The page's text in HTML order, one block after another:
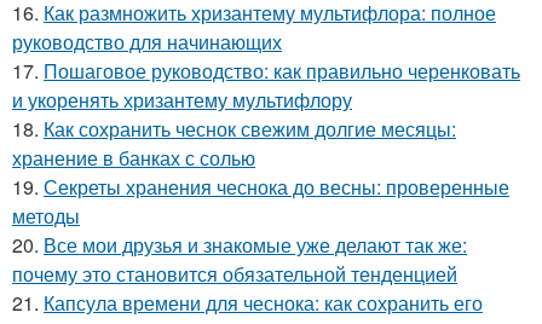
16. Как размножить хризантему мультифлора: полное
руководство для начинающих
17. Пошаговое руководство: как правильно черенковать
и укоренять хризантему мультифлору
18. Как сохранить чеснок свежим долгие месяцы:
хранение в банках с солью
19. Секреты хранения чеснока до весны: проверенные
методы
20. Все мои друзья и знакомые уже делают так же:
почему это становится обязательной тенденцией
21. Капсула времени для чеснока: как сохранить его